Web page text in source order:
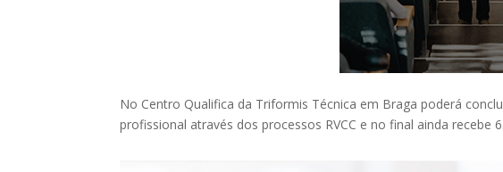
No Centro Qualifica da Triformis Técnica em Braga poderá
profissional através dos processos RVCC e no final ainda recebe